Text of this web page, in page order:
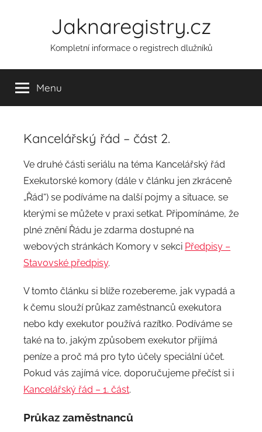
Jaknaregistry.cz
Kompletní informace o registrech dlužníků
Menu
Kancelářský řád – část 2.
A
r
:
a
d
n
Ve druhé části seriálu na téma Kancelářský řád
Exekutorské komory (dále v článku jen zkráceně
„Řád“) se podíváme na další pojmy a situace, se
kterými se můžete v praxi setkat. Připomínáme, že
plné znění Řádu je zdarma dostupné na
webových stránkách Komory v sekci Předpisy –
Stavovské předpisy.
V tomto článku si blíže rozebereme, jak vypadá a
k čemu slouží průkaz zaměstnanců exekutora
nebo kdy exekutor používá razítko. Podíváme se
také na to, jakým způsobem exekutor přijímá
peníze a proč má pro tyto účely speciální účet.
Pokud vás zajímá více, doporučujeme přečíst si i
Kancelářský řád – 1. část.
Průkaz zaměstnanců